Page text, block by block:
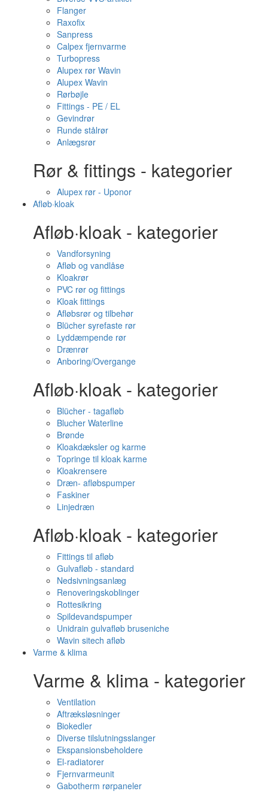
Flanger
Raxofix
Sanpress
Calpex fjernvarme
Turbopress
Alupex rør Wavin
Alupex Wavin
Rørbøjle
Fittings - PE / EL
Gevindrør
Runde stålrør
Anlægsrør
Rør & fittings - kategorier
Alupex rør - Uponor
Afløb·kloak
Afløb·kloak - kategorier
Vandforsyning
Afløb og vandlåse
Kloakrør
PVC rør og fittings
Kloak fittings
Afløbsrør og tilbehør
Blücher syrefaste rør
Lyddæmpende rør
Drænrør
Anboring/Overgange
Afløb·kloak - kategorier
Blücher - tagafløb
Blucher Waterline
Brønde
Kloakdæksler og karme
Topringe til kloak karme
Kloakrensere
Dræn- afløbspumper
Faskiner
Linjedræn
Afløb·kloak - kategorier
Fittings til afløb
Gulvafløb - standard
Nedsivningsanlæg
Renoveringskoblinger
Rottesikring
Spildevandspumper
Unidrain gulvafløb bruseniche
Wavin sitech afløb
Varme & klima
Varme & klima - kategorier
Ventilation
Aftræksløsninger
Biokedler
Diverse tilslutningsslanger
Ekspansionsbeholdere
El-radiatorer
Fjernvarmeunit
Gabotherm rørpaneler